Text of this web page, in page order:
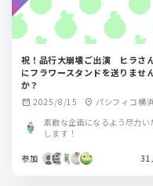
祝！品行大崩壊ご出演 ヒラさ
にフラワースタンドを送りませ
か？
calendar_month 2025/8/15 location_on パシフィコ横
素敵な企画になるよう尽力い
します！
参加 31